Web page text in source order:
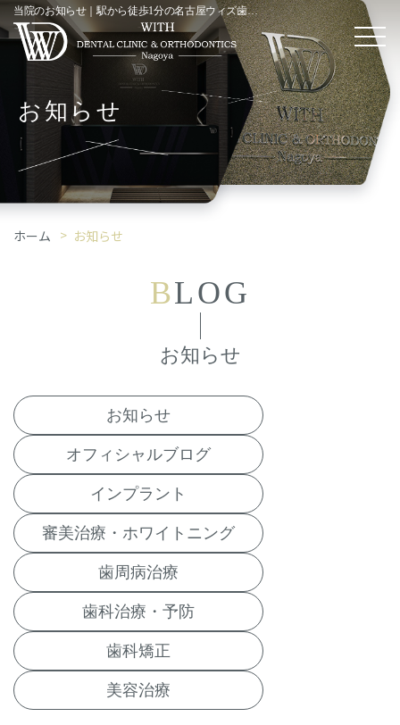
当院のお知らせ｜駅から徒歩1分の名古屋ウィズ歯科・矯正歯科
お知らせ
ホーム お知らせ
BLOG
お知らせ
お知らせ
オフィシャルブログ
インプラント
審美治療・ホワイトニング
歯周病治療
歯科治療・予防
歯科矯正
美容治療